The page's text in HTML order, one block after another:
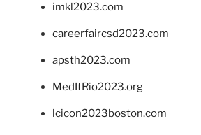
imkl2023.com
careerfaircsd2023.com
apsth2023.com
MedItRio2023.org
lcicon2023boston.com